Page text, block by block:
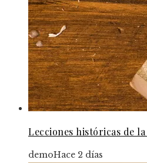
Lecciones históricas de
demoHace 2 días